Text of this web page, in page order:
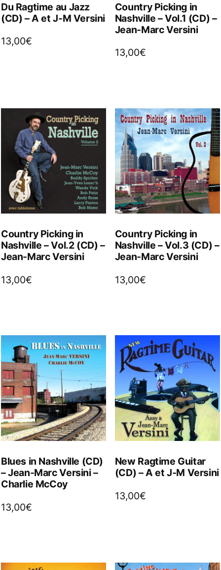
Du Ragtime au Jazz
(CD) – A et J-M Versini
13,00€
Country Picking in
Nashville – Vol.1 (CD) –
Jean-Marc Versini
13,00€
Country Picking in
Nashville – Vol.2 (CD) –
Jean-Marc Versini
13,00€
Country Picking in
Nashville – Vol.3 (CD) –
Jean-Marc Versini
13,00€
Blues in Nashville (CD)
– Jean-Marc Versini –
Charlie McCoy
13,00€
New Ragtime Guitar
(CD) – A et J-M Versini
13,00€